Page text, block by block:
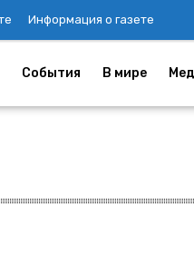
Информация о газете
События В мире